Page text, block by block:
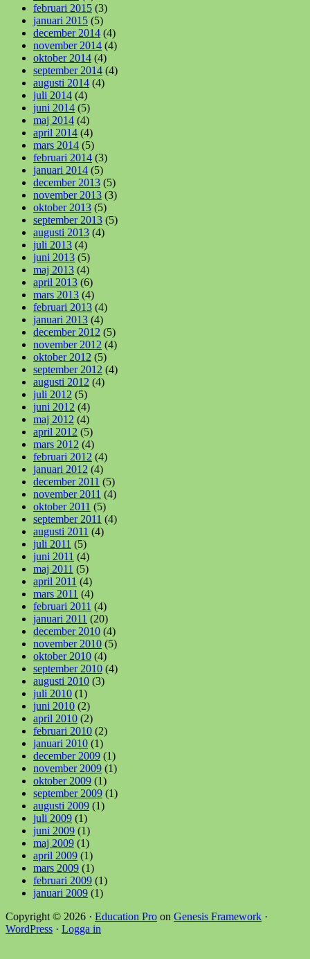
februari 2015 (3)
januari 2015 (5)
december 2014 (4)
november 2014 (4)
oktober 2014 (4)
september 2014 (4)
augusti 2014 (4)
juli 2014 (4)
juni 2014 (5)
maj 2014 (4)
april 2014 (4)
mars 2014 (5)
februari 2014 (3)
januari 2014 (5)
december 2013 (5)
november 2013 (3)
oktober 2013 (5)
september 2013 (5)
augusti 2013 (4)
juli 2013 (4)
juni 2013 (5)
maj 2013 (4)
april 2013 (6)
mars 2013 (4)
februari 2013 (4)
januari 2013 (4)
december 2012 (5)
november 2012 (4)
oktober 2012 (5)
september 2012 (4)
augusti 2012 (4)
juli 2012 (5)
juni 2012 (4)
maj 2012 (4)
april 2012 (5)
mars 2012 (4)
februari 2012 (4)
januari 2012 (4)
december 2011 (5)
november 2011 (4)
oktober 2011 (5)
september 2011 (4)
augusti 2011 (4)
juli 2011 (5)
juni 2011 (4)
maj 2011 (5)
april 2011 (4)
mars 2011 (4)
februari 2011 (4)
januari 2011 (20)
december 2010 (4)
november 2010 (5)
oktober 2010 (4)
september 2010 (4)
augusti 2010 (3)
juli 2010 (1)
juni 2010 (2)
april 2010 (2)
februari 2010 (2)
januari 2010 (1)
december 2009 (1)
november 2009 (1)
oktober 2009 (1)
september 2009 (1)
augusti 2009 (1)
juli 2009 (1)
juni 2009 (1)
maj 2009 (1)
april 2009 (1)
mars 2009 (1)
februari 2009 (1)
januari 2009 (1)
Copyright © 2026 · Education Pro on Genesis Framework ·
WordPress · Logga in